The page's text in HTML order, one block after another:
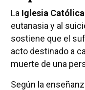
La Iglesia Católica
eutanasia y al
sostiene que el
acto destinado a
muerte de una
Según la